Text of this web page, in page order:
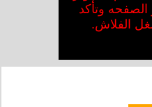
الصفحه وتأكد
الفلاش.